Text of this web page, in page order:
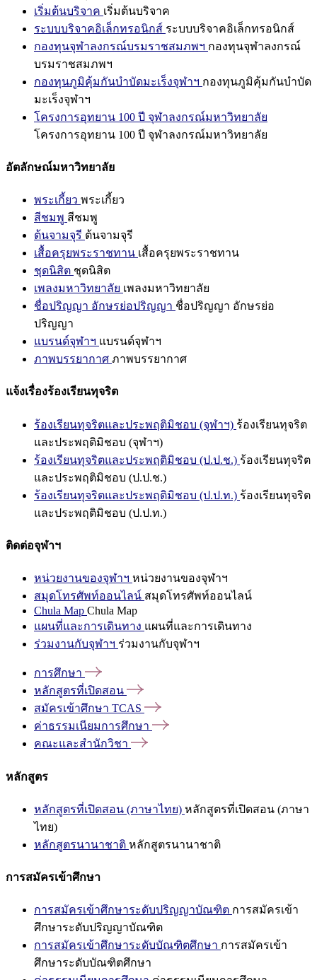
เริ่มต้นบริจาค เริ่มต้นบริจาค
ระบบบริจาคอิเล็กทรอนิกส์ ระบบบริจาคอิเล็กทรอนิกส์
กองทุนจุฬาลงกรณ์บรมราชสมภพฯ กองทุนจุฬาลงกรณ์
บรมราชสมภพฯ
กองทุนภูมิคุ้มกันบำบัดมะเร็งจุฬาฯ กองทุนภูมิคุ้มกันบำบัด
มะเร็งจุฬาฯ
โครงการอุทยาน 100 ปี จุฬาลงกรณ์มหาวิทยาลัย
โครงการอุทยาน 100 ปี จุฬาลงกรณ์มหาวิทยาลัย
อัตลักษณ์มหาวิทยาลัย
พระเกี้ยว พระเกี้ยว
สีชมพู สีชมพู
ต้นจามจุรี ต้นจามจุรี
เสื้อครุยพระราชทาน เสื้อครุยพระราชทาน
ชุดนิสิต ชุดนิสิต
เพลงมหาวิทยาลัย เพลงมหาวิทยาลัย
ชื่อปริญญา อักษรย่อปริญญา ชื่อปริญญา อักษรย่อ
ปริญญา
แบรนด์จุฬาฯ แบรนด์จุฬาฯ
ภาพบรรยากาศ ภาพบรรยากาศ
แจ้งเรื่องร้องเรียนทุจริต
ร้องเรียนทุจริตและประพฤติมิชอบ (จุฬาฯ) ร้องเรียนทุจริต
และประพฤติมิชอบ (จุฬาฯ)
ร้องเรียนทุจริตและประพฤติมิชอบ (ป.ป.ช.) ร้องเรียนทุจริต
และประพฤติมิชอบ (ป.ป.ช.)
ร้องเรียนทุจริตและประพฤติมิชอบ (ป.ป.ท.) ร้องเรียนทุจริต
และประพฤติมิชอบ (ป.ป.ท.)
ติดต่อจุฬาฯ
หน่วยงานของจุฬาฯ หน่วยงานของจุฬาฯ
สมุดโทรศัพท์ออนไลน์ สมุดโทรศัพท์ออนไลน์
Chula Map Chula Map
แผนที่และการเดินทาง แผนที่และการเดินทาง
ร่วมงานกับจุฬาฯ ร่วมงานกับจุฬาฯ
การศึกษา
หลักสูตรที่เปิดสอน
สมัครเข้าศึกษา TCAS
ค่าธรรมเนียมการศึกษา
คณะและสำนักวิชา
หลักสูตร
หลักสูตรที่เปิดสอน (ภาษาไทย) หลักสูตรที่เปิดสอน (ภาษา
ไทย)
หลักสูตรนานาชาติ หลักสูตรนานาชาติ
การสมัครเข้าศึกษา
การสมัครเข้าศึกษาระดับปริญญาบัณฑิต การสมัครเข้า
ศึกษาระดับปริญญาบัณฑิต
การสมัครเข้าศึกษาระดับบัณฑิตศึกษา การสมัครเข้า
ศึกษาระดับบัณฑิตศึกษา